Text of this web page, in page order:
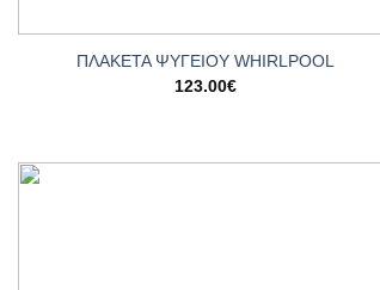
ΠΛΑΚΕΤΑ ΨΥΓΕΙΟΥ WHIRLPOOL
123.00€